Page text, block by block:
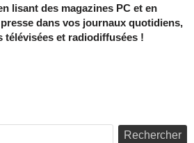
lisant des magazines PC et en
dans vos journaux quotidiens,
télévisées et radiodiffusées !
Rechercher